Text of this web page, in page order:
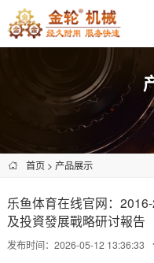
首页> 产品展示
乐鱼体育在线官网：
及投資發展戰略研讨報告
发布时间：2026-05-12 13:36:33